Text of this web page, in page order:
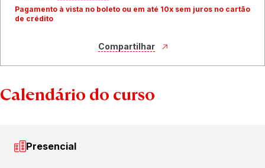
Pagamento à vista no boleto ou em até 10x sem juros no cartão
de crédito
Compartilhar
Calendário do curso
Presencial